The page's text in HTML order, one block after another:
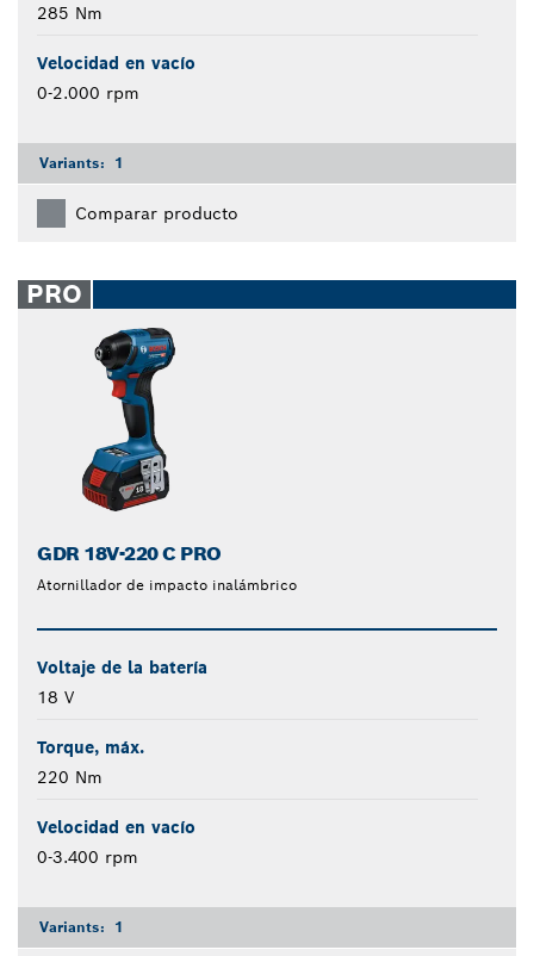
285 Nm
Velocidad en vacío
0-2.000 rpm
Variants: 1
Comparar producto
PRO
GDR 18V-220 C PRO
Atornillador de impacto inalámbrico
Voltaje de la batería
18 V
Torque, máx.
220 Nm
Velocidad en vacío
0-3.400 rpm
Variants: 1